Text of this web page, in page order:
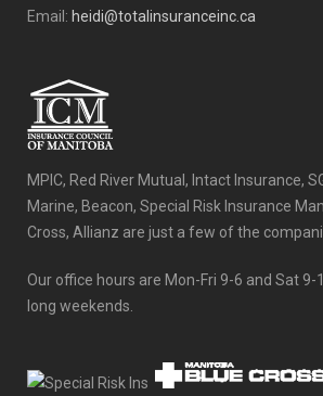
Email: heidi@totalinsuranceinc.ca
MPIC, Red River Mutual, Intact Insurance,
Marine, Beacon, Special Risk Insurance
Cross, Allianz are just a few of the
Our office hours are Mon-Fri 9-6 and Sat 9-
long weekends.